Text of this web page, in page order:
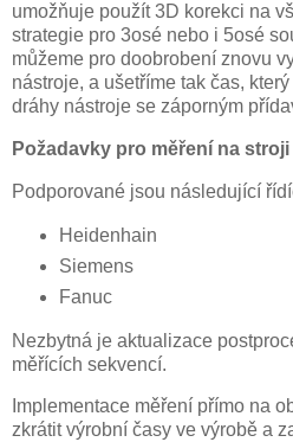
umožňuje použít 3D korekci na
strategie pro 3osé nebo i 5osé
můžeme pro doobrobení znovu
nástroje, a ušetříme tak čas,
dráhy nástroje se záporným
Požadavky pro měření na stroji
Podporované jsou následující
Heidenhain
Siemens
Fanuc
Nezbytná je aktualizace
měřících sekvencí.
Implementace měření přímo na
zkrátit výrobní časy ve výrobě a